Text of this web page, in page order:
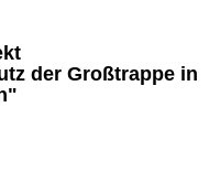
der Großtrappe in